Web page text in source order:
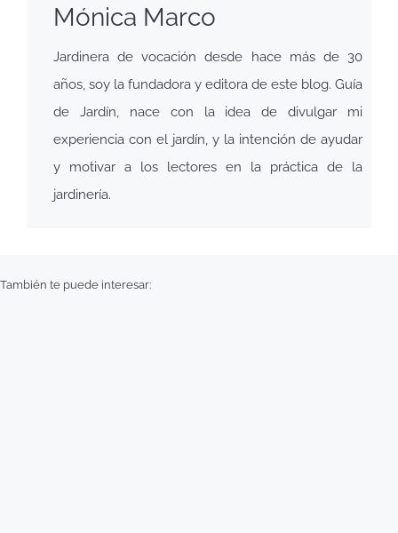
Mónica Marco
Jardinera de vocación desde hace más de 30
años, soy la fundadora y editora de este blog. Guía
de Jardín, nace con la idea de divulgar mi
experiencia con el jardín, y la intención de ayudar
y motivar a los lectores en la práctica de la
jardinería.
También te puede interesar: